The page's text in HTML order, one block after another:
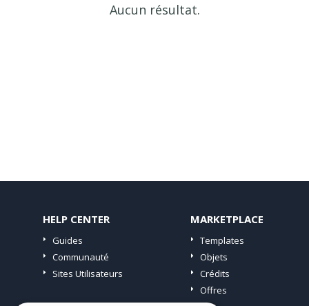
Aucun résultat.
HELP CENTER
Guides
Communauté
Sites Utilisateurs
MARKETPLACE
Templates
Objets
Crédits
Offres